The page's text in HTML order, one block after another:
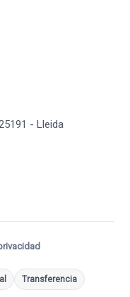
- Lleida
Transferencia